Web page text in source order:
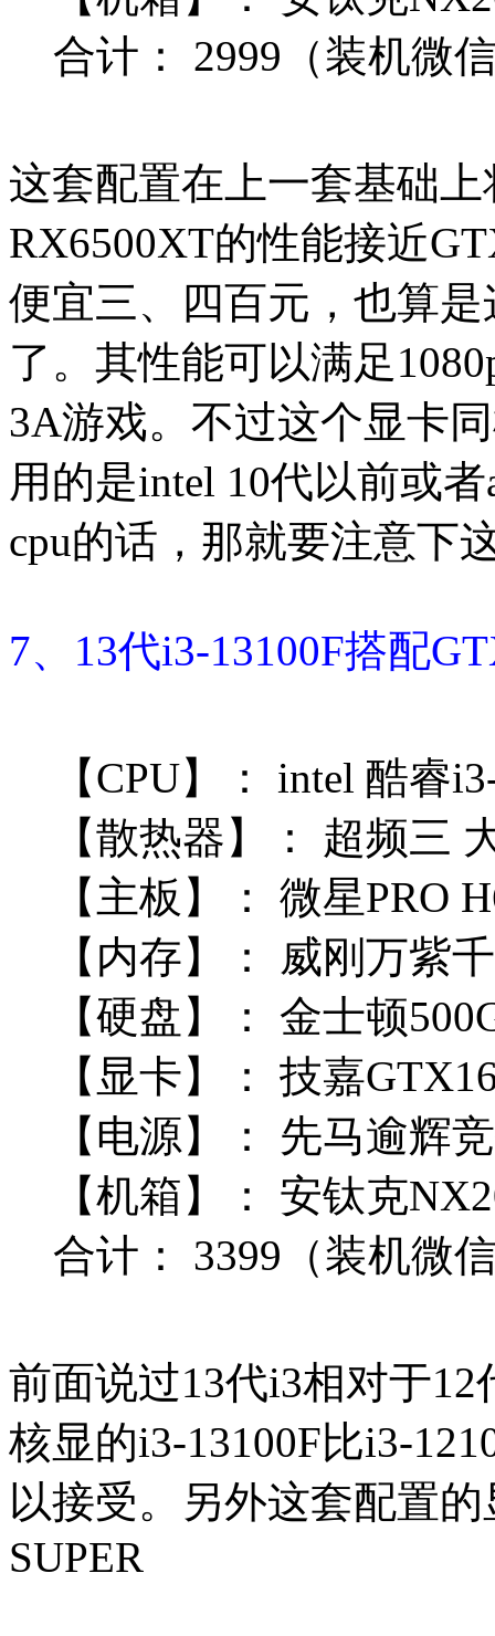
合计：
2999 （装机微
这套配置在上一套基础
RX6500XT的性能接近
便宜三、四百元，也算
了。其性能可以满足
3A游戏。不过这个显卡
用的是intel 10代以前或
cpu的话，那就要注意下
7、13代i3-13100F搭配
【CPU】：
intel 酷睿
【散热器】：
超频三
【主板】：
微星PRO
【内存】：
威刚万紫
【硬盘】：
金士顿
【显卡】：
技嘉
【电源】：
先马逾辉
【机箱】：
安钛克
合计：
3399 （装机微
前面说过13代i3相对于
核显的i3-13100F比i3-
以接受。另外这套配置
SUPER